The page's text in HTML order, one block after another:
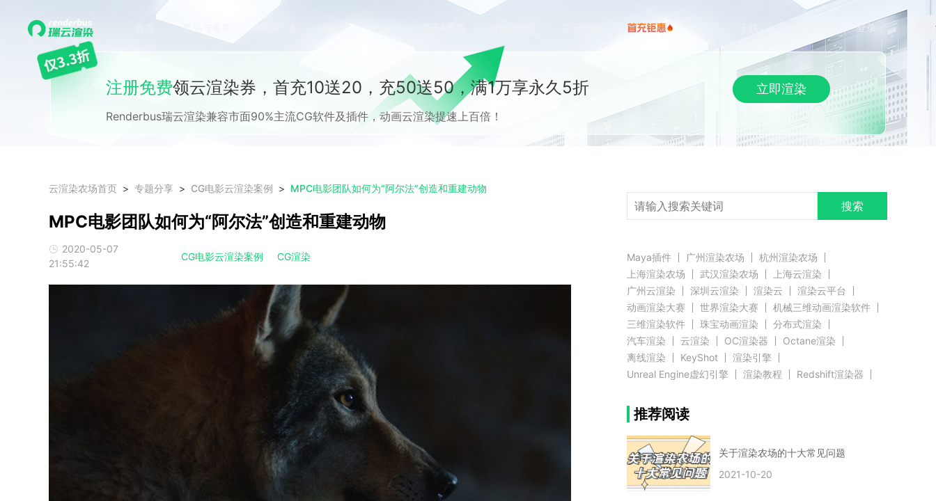
产品与服务 登录
注册免费领云渲染券，首充10送20，充50送50，满1万享永久5折
Renderbus瑞云渲染兼容市面90%主流CG软件及插件，动画云渲染提速上百倍！
立即渲染
云渲染农场首页 专题分享 CG电影云渲染案例 MPC电影团队如何为“阿尔法”创造和重建动物
MPC电影团队如何为“阿尔法”创造和重建动物
2020-05-07
21:55:42
CG电影云渲染案例 CG渲染
搜索
Maya插件 广州渲染农场
杭州渲染农场
上海渲染农场
武汉渲染农场
上海云渲染
广州云渲染
深圳云渲染 渲染云
渲染云平台
动画渲染大赛
世界渲染大赛
机械三维动画渲染软件
三维渲染软件
珠宝动画渲染
分布式渲染
汽车渲染
云渲染 OC渲染器
Octane渲染
离线渲染
KeyShot
渲染引擎
Unreal Engine虚幻引擎
渲染教程
Redshift渲染器
推荐阅读
3D模型教程
云渲染农场使用教程
渲染图黑色
云渲染农场价格
建筑效果图渲染
渲染速度慢
贴图教程
CG角色制作心得
动画渲染 在线渲染
渲染技巧
雕刻3D模型
推荐阅读
关于渲染农场的十大常见问题
2021-10-20